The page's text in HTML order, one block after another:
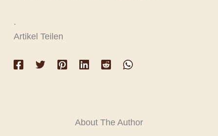
.
Artikel Teilen
About The Author